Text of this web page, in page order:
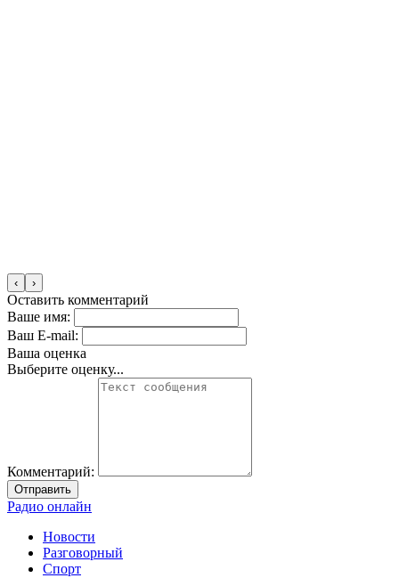
‹ ›
Оставить комментарий
Ваше имя:
Ваш E-mail:
Ваша оценка
Выберите оценку...
Комментарий:
Отправить
Радио онлайн
Новости
Разговорный
Спорт